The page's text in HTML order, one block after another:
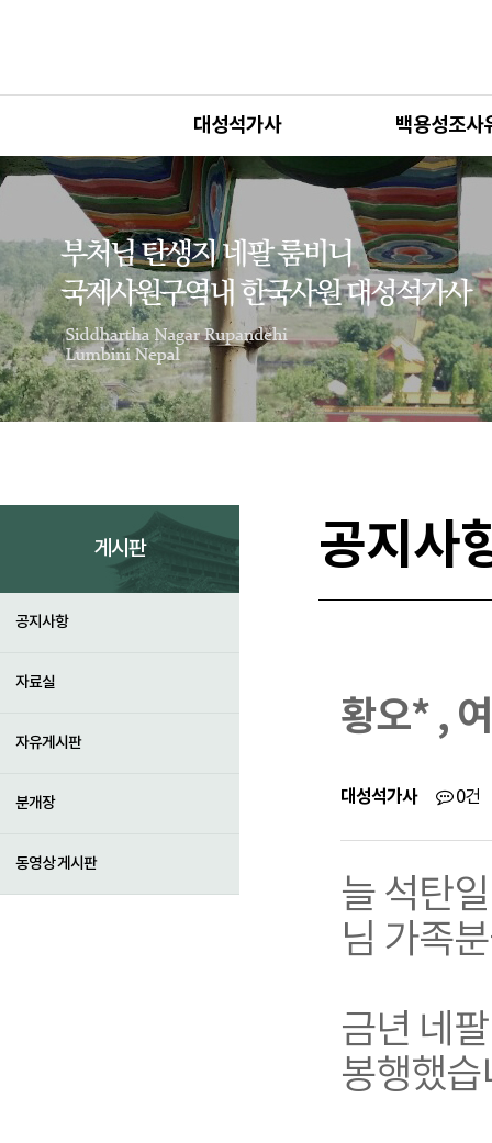
대성석가사 백용성조사
게시판
공지사항
자료실
자유게시판
분개장
동영상 게시판
공지사
황오* ,
대성석가사 0건
늘 석탄
님 가족
금년 네
봉행했습